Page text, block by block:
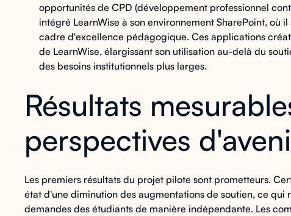
opportunités de CPD (développement professionnel
intégré LearnWise à son environnement SharePoint, où
cadre d'excellence pédagogique. Ces applications
de LearnWise, élargissant son utilisation au-delà du
des besoins institutionnels plus larges.
Résultats
perspectives
Les premiers résultats du projet pilote sont prometteurs.
état d'une diminution des augmentations de soutien, ce
demandes des étudiants de manière indépendante. Les